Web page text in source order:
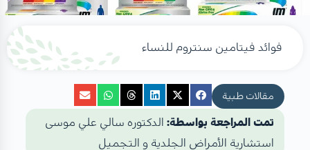
فوائد فيتامين سنتروم للنساء
مقالات طبية
تمت المراجعة بواسطة: الدكتوره سالي علي موسى
استشارية الأمراض الجلدية و التجميل